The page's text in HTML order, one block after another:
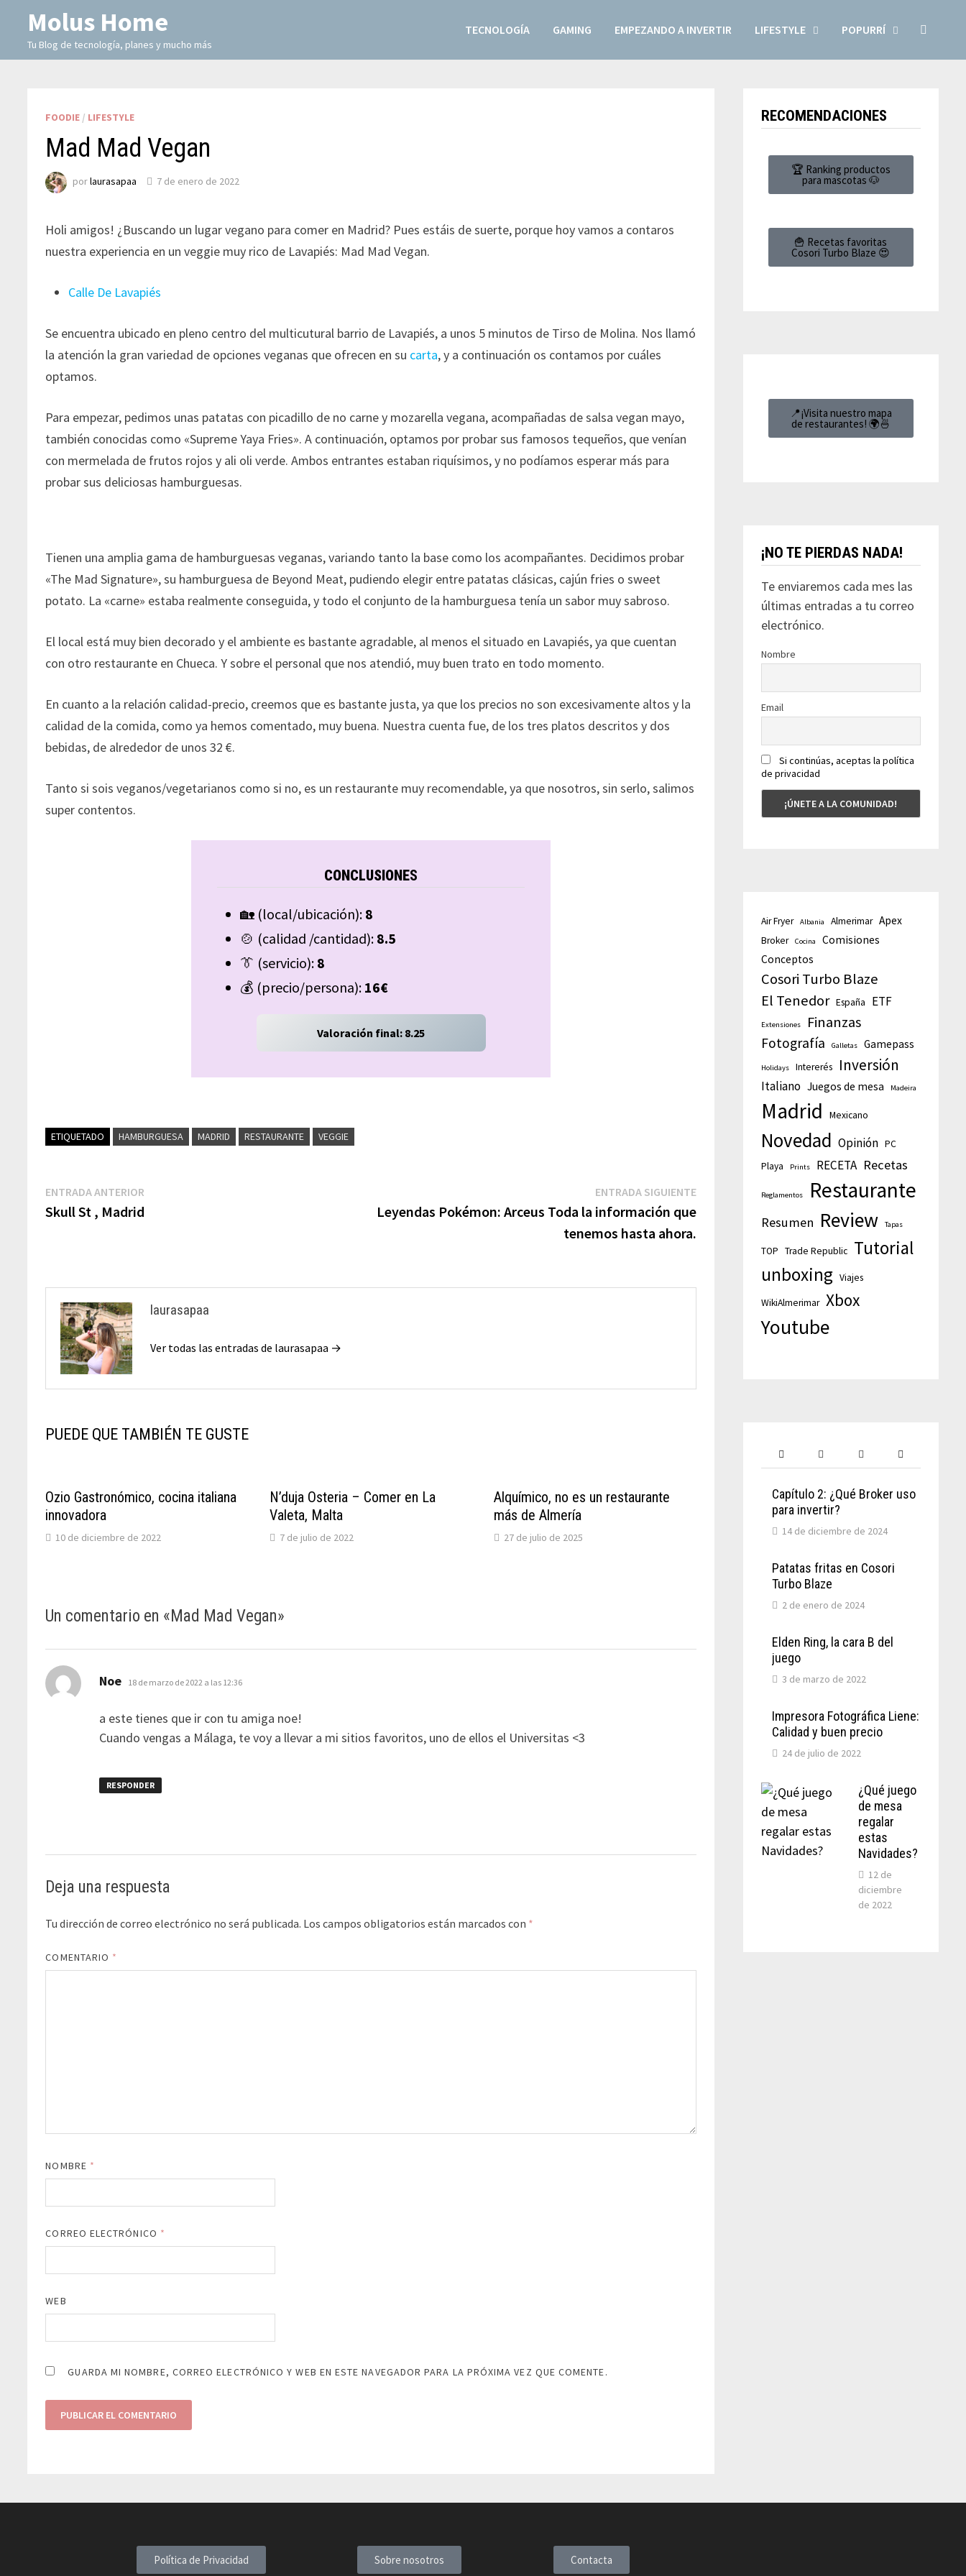
Molus Home
Tu Blog de tecnología, planes y mucho más
TECNOLOGÍA GAMING EMPEZANDO A INVERTIR LIFESTYLE POPURRÍ
FOODIE / LIFESTYLE
Mad Mad Vegan
porlaurasapaa 7 de enero de 2022
Holi amigos! ¿Buscando un lugar vegano para comer en Madrid? Pues estáis de suerte, porque hoy vamos a contaros
nuestra experiencia en un veggie muy rico de Lavapiés: Mad Mad Vegan.
Calle De Lavapiés
Se encuentra ubicado en pleno centro del multicutural barrio de Lavapiés, a unos 5 minutos de Tirso de Molina. Nos llamó
la atención la gran variedad de opciones veganas que ofrecen en su carta, y a continuación os contamos por cuáles
optamos.
Para empezar, pedimos unas patatas con picadillo de no carne y mozarella vegana, acompañadas de salsa vegan mayo,
también conocidas como «Supreme Yaya Fries». A continuación, optamos por probar sus famosos tequeños, que venían
con mermelada de frutos rojos y ali oli verde. Ambos entrantes estaban riquísimos, y no podíamos esperar más para
probar sus deliciosas hamburguesas.
Tienen una amplia gama de hamburguesas veganas, variando tanto la base como los acompañantes. Decidimos probar
«The Mad Signature», su hamburguesa de Beyond Meat, pudiendo elegir entre patatas clásicas, cajún fries o sweet
potato. La «carne» estaba realmente conseguida, y todo el conjunto de la hamburguesa tenía un sabor muy sabroso.
El local está muy bien decorado y el ambiente es bastante agradable, al menos el situado en Lavapiés, ya que cuentan
con otro restaurante en Chueca. Y sobre el personal que nos atendió, muy buen trato en todo momento.
En cuanto a la relación calidad-precio, creemos que es bastante justa, ya que los precios no son excesivamente altos y la
calidad de la comida, como ya hemos comentado, muy buena. Nuestra cuenta fue, de los tres platos descritos y dos
bebidas, de alrededor de unos 32 €.
Tanto si sois veganos/vegetarianos como si no, es un restaurante muy recomendable, ya que nosotros, sin serlo, salimos
super contentos.
CONCLUSIONES
🏡 (local/ubicación): 8
🍲 (calidad /cantidad): 8.5
👔 (servicio): 8
💰 (precio/persona): 16€
Valoración final: 8.25
ETIQUETADO HAMBURGUESA MADRID RESTAURANTE VEGGIE
ENTRADA ANTERIOR
Skull St , Madrid
ENTRADA SIGUIENTE
Leyendas Pokémon: Arceus Toda la información que
tenemos hasta ahora.
laurasapaa
Ver todas las entradas de laurasapaa →
PUEDE QUE TAMBIÉN TE GUSTE
Ozio Gastronómico, cocina italiana
innovadora
10 de diciembre de 2022
N’duja Osteria – Comer en La
Valeta, Malta
7 de julio de 2022
Alquímico, no es un restaurante
más de Almería
27 de julio de 2025
Un comentario en «Mad Mad Vegan»
Noe dice:
18 de marzo de 2022 a las 12:36
a este tienes que ir con tu amiga noe!
Cuando vengas a Málaga, te voy a llevar a mi sitios favoritos, uno de ellos el Universitas <3
RESPONDER
Deja una respuesta
Tu dirección de correo electrónico no será publicada. Los campos obligatorios están marcados con *
COMENTARIO *
NOMBRE *
CORREO ELECTRÓNICO *
WEB
GUARDA MI NOMBRE, CORREO ELECTRÓNICO Y WEB EN ESTE NAVEGADOR PARA LA PRÓXIMA VEZ QUE COMENTE.
RECOMENDACIONES
🏆 Ranking productos
para mascotas 🐶
🍟 Recetas favoritas
Cosori Turbo Blaze 😍
📍¡Visita nuestro mapa
de restaurantes! 🌍🍜
¡NO TE PIERDAS NADA!
Te enviaremos cada mes las
últimas entradas a tu correo
electrónico.
Nombre
Email
Si continúas, aceptas la política
de privacidad
Air Fryer Albania Almerimar Apex
Broker Cocina
Comisiones
Conceptos
Cosori Turbo Blaze
El Tenedor España ETF
Extensiones Finanzas
Fotografía Galletas Gamepass
Holidays Intererés Inversión
Italiano Juegos de mesa Madeira
Madrid Mexicano
Novedad Opinión PC
Playa
Prints RECETA Recetas
Reglamentos Restaurante
Resumen Review Tapas
TOP Trade Republic Tutorial
unboxing Viajes
WikiAlmerimar Xbox
Youtube
Capítulo 2: ¿Qué Broker uso
para invertir?
14 de diciembre de 2024
Patatas fritas en Cosori
Turbo Blaze
2 de enero de 2024
Elden Ring, la cara B del
juego
3 de marzo de 2022
Impresora Fotográfica Liene:
Calidad y buen precio
24 de julio de 2022
¿Qué juego
de mesa
regalar
estas
Navidades?
12 de
diciembre
de 2022
Política de Privacidad Sobre nosotros Contacta